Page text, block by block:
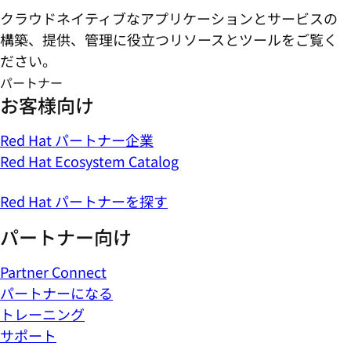
クラウドネイティブなアプリケーションとサービスの
構築、提供、管理に役立つリソースとツールをご覧く
ださい。
パートナー
お客様向け
Red Hat パートナー企業
Red Hat Ecosystem Catalog
Red Hat パートナーを探す
パートナー向け
Partner Connect
パートナーになる
トレーニング
サポート